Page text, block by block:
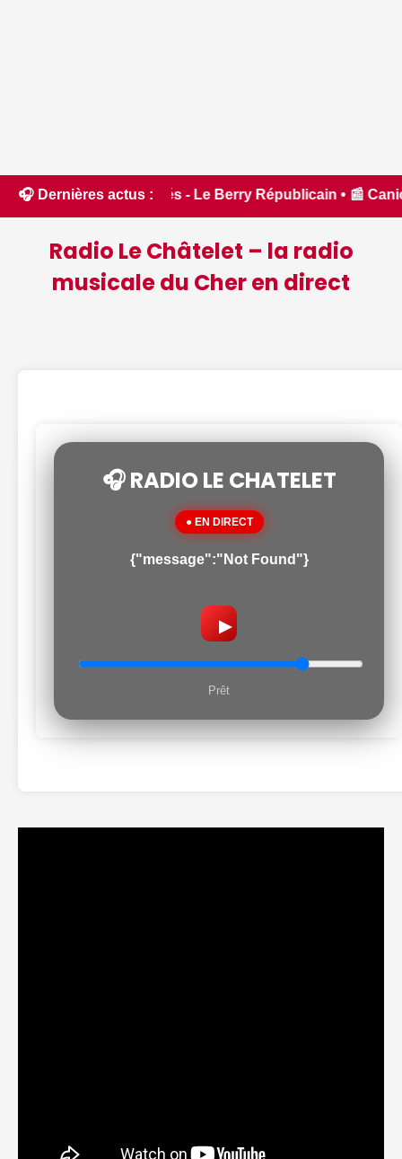
🎧 Dernières actus :
- Le Berry Républicain • 📰 Canicule : le Cher
Radio Le Châtelet – la radio
musicale du Cher en direct
🎧 RADIO LE CHATELET
● EN DIRECT
{"message":"Not Found"}
▶
Prêt